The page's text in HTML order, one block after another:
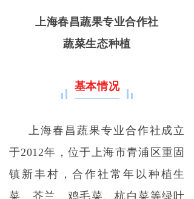
上海春昌蔬果专业合作社
蔬菜生态种植
基本情况
上海春昌蔬果专业合作社成立
于2012年，位于上海市青浦区重固
镇新丰村，合作社常年以种植生
菜、芥兰、鸡毛菜、杭白菜等绿叶